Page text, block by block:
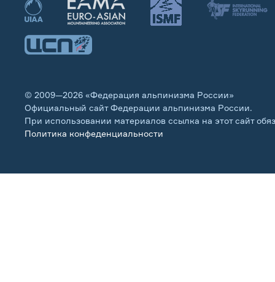
© 2009—2026 «Федерация альпинизма России»
Официальный сайт Федерации альпинизма России.
При использовании материалов ссылка на этот сайт
Политика конфеденциальности